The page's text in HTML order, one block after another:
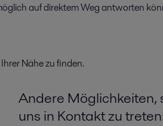
auf direktem Weg antworten
Nähe zu finden.
Andere Möglichkeiten,
uns in Kontakt zu